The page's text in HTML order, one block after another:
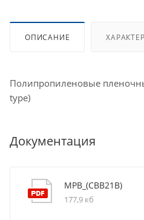
ОПИСАНИЕ
Полипропиленовые
type)
Документация
MPB_(CBB21B)
177,9 кб